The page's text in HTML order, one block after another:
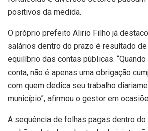
positivos da medida.
O próprio prefeito Alirio Filho já
salários dentro do prazo é resultado
equilíbrio das contas públicas.
conta, não é apenas uma obrigação
com quem dedica seu trabalho
município”, afirmou o gestor em
A sequência de folhas pagas dentro